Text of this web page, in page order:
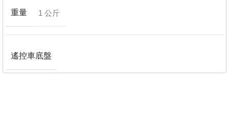
重量 1 公斤
遙控車底盤